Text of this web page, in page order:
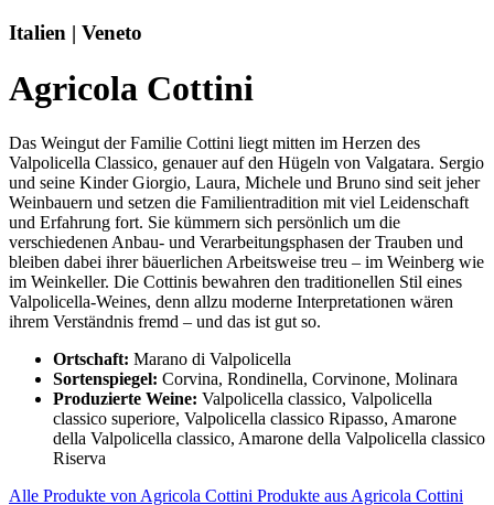
Italien | Veneto
Agricola Cottini
Das Weingut der Familie Cottini liegt mitten im Herzen des
Valpolicella Classico, genauer auf den Hügeln von Valgatara. Sergio
und seine Kinder Giorgio, Laura, Michele und Bruno sind seit jeher
Weinbauern und setzen die Familientradition mit viel Leidenschaft
und Erfahrung fort. Sie kümmern sich persönlich um die
verschiedenen Anbau- und Verarbeitungsphasen der Trauben und
bleiben dabei ihrer bäuerlichen Arbeitsweise treu – im Weinberg wie
im Weinkeller. Die Cottinis bewahren den traditionellen Stil eines
Valpolicella-Weines, denn allzu moderne Interpretationen wären
ihrem Verständnis fremd – und das ist gut so.
Ortschaft: Marano di Valpolicella
Sortenspiegel: Corvina, Rondinella, Corvinone, Molinara
Produzierte Weine: Valpolicella classico, Valpolicella
classico superiore, Valpolicella classico Ripasso, Amarone
della Valpolicella classico, Amarone della Valpolicella classico
Riserva
Alle Produkte von Agricola Cottini Produkte aus Agricola Cottini